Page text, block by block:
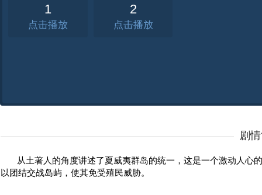
1
点击
2
点击
剧
从土著人的角度讲述了夏威夷群岛的统一，这是一个激动人心
以团结交战岛屿，使其免受殖民威胁。